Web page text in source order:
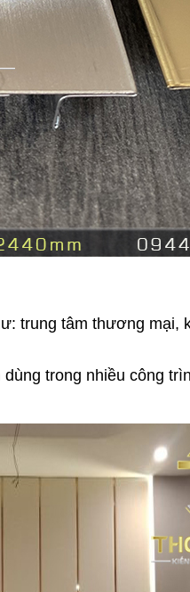
trung tâm thương mại,
trong nhiều công